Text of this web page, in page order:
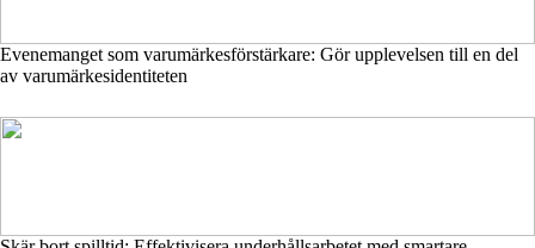
Evenemanget som varumärkesförstärkare: Gör upplevelsen till en del
av varumärkesidentiteten